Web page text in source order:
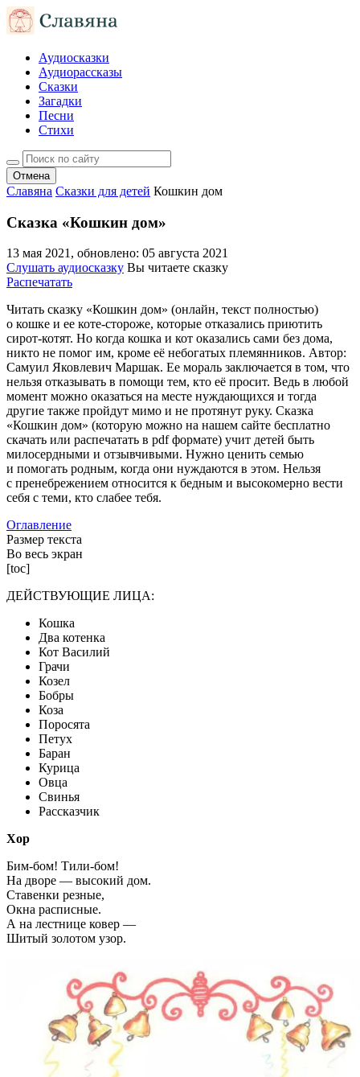
Аудиосказки
Аудиорассказы
Сказки
Загадки
Песни
Стихи
Отмена
Славяна Сказки для детей Кошкин дом
Сказка «Кошкин дом»
13 мая 2021, обновлено: 05 августа 2021
Слушать аудиосказку Вы читаете сказку
Распечатать
Читать сказку «Кошкин дом» (онлайн, текст полностью)
о кошке и ее коте-стороже, которые отказались приютить
сирот-котят. Но когда кошка и кот оказались сами без дома,
никто не помог им, кроме её небогатых племянников. Автор:
Самуил Яковлевич Маршак. Ее мораль заключается в том, что
нельзя отказывать в помощи тем, кто её просит. Ведь в любой
момент можно оказаться на месте нуждающихся и тогда
другие также пройдут мимо и не протянут руку. Сказка
«Кошкин дом» (которую можно на нашем сайте бесплатно
скачать или распечатать в pdf формате) учит детей быть
милосердными и отзывчивыми. Нужно ценить семью
и помогать родным, когда они нуждаются в этом. Нельзя
с пренебрежением относится к бедным и высокомерно вести
себя с теми, кто слабее тебя.
Оглавление
Размер текста
Во весь экран
[toc]
ДЕЙСТВУЮЩИЕ ЛИЦА:
Кошка
Два котенка
Кот Василий
Грачи
Козел
Бобры
Коза
Поросята
Петух
Баран
Курица
Овца
Свинья
Рассказчик
Хор
Бим-бом! Тили-бом!
На дворе — высокий дом.
Ставенки резные,
Окна расписные.
А на лестнице ковер —
Шитый золотом узор.